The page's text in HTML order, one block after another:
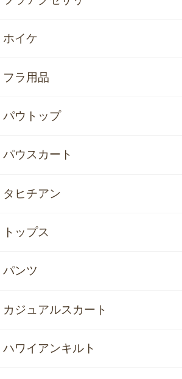
ホイケ
フラ用品
パウトップ
パウスカート
タヒチアン
トップス
パンツ
カジュアルスカート
ハワイアンキルト